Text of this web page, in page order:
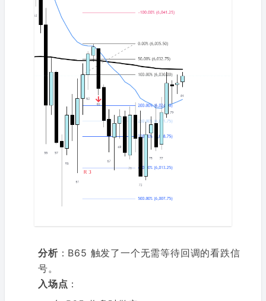
分析：B65 触发了一个无需等待回调的看跌信
号。
入场点 ：